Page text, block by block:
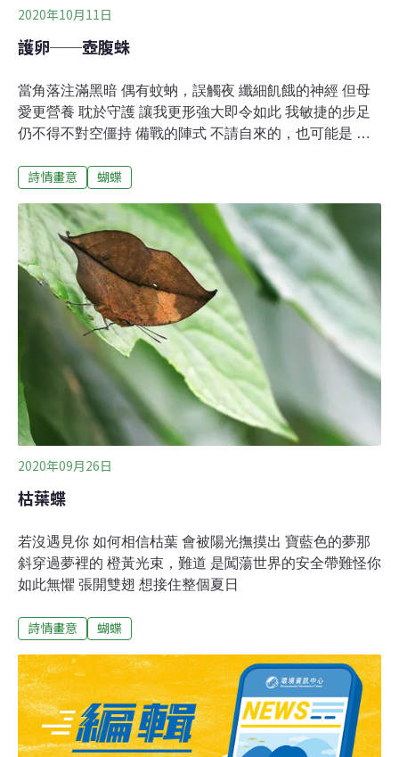
2020年10月11日
護卵──壺腹蛛
當角落注滿黑暗 偶有蚊蚋，誤觸夜 纖細飢餓的神經 但母
愛更營養 耽於守護 讓我更形強大即令如此 我敏捷的步足
仍不得不對空僵持 備戰的陣式 不請自來的，也可能是 已
快快孵化命運從不失手 但看心情，決定 未來的玩法 機會
暗傾壺 許多星芒灑出 我的網將因你們 登場，發生一起 不
被測知的 幸福海嘯
詩情畫意 蝴蝶
2020年09月26日
枯葉蝶
若沒遇見你 如何相信枯葉 會被陽光撫摸出 寶藍色的夢那
斜穿過夢裡的 橙黃光束，難道 是闖蕩世界的安全帶難怪你
如此無懼 張開雙翅 想接住整個夏日
詩情畫意 蝴蝶